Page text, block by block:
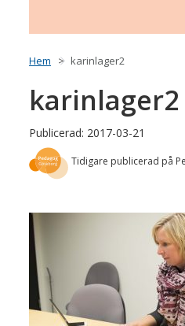
Hem karinlager2
karinlager2
Publicerad: 2017-03-21
Tidigare publicerad på